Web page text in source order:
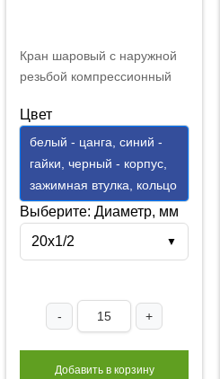
Кран шаровый с наружной
резьбой компрессионный
Цвет
белый - цанга, синий -
гайки, черный - корпус,
зажимная втулка, кольцо
Выберите: Диаметр, мм
20х1/2
▼
- +
Добавить в корзину